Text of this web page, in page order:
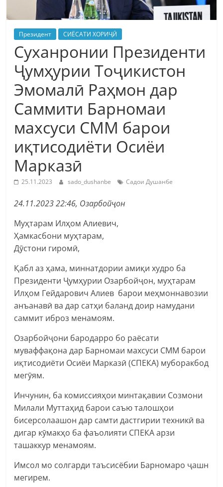
Президент СИЁСАТИ ХОРИҶӢ
Суханронии Президенти
Ҷумҳурии Тоҷикистон
Эмомалӣ Раҳмон дар
Саммити Барномаи
махсуси СММ барои
иқтисодиёти Осиёи
Марказӣ
25.11.2023 sado_dushanbe Садои Душанбе
24.11.2023 22:46, Озарбойҷон
Муҳтарам Илҳом Алиевич,
Ҳамкасбони муҳтарам,
Дӯстони гиромӣ,
Қабл аз ҳама, миннатдории амиқи худро ба
Президенти Ҷумҳурии Озарбойҷон, муҳтарам
Илҳом Гейдарович Алиев барои меҳмоннавозии
анъанавӣ ва дар сатҳи баланд доир намудани
саммит иброз менамоям.
Озарбойҷони бародарро бо раёсати
муваффақона дар Барномаи махсуси СММ барои
иқтисодиёти Осиёи Марказӣ (СПЕКА) муборакбод
мегӯям.
Инчунин, ба комиссияҳои минтақавии Созмони
Милали Муттаҳид барои саъю талошҳои
бисерсолаашон дар самти дастгирии техникӣ ва
дигар кӯмакҳо ба фаъолияти СПЕКА арзи
ташаккур менамоям.
Имсол мо солгарди таъсисёбии Барномаро ҷашн
мегирем.